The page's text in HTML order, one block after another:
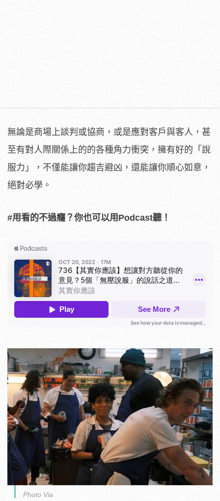
無論是商場上談判或協商，或是應對客戶與客人，甚
至有對人際關係上的的各種角力衝突，擁有好的「說
服力」，不僅能讓你趨吉避凶，還能讓你順心如意，
絕對必學。
#用看的不過癮？你也可以用Podcast聽！
Photo Via